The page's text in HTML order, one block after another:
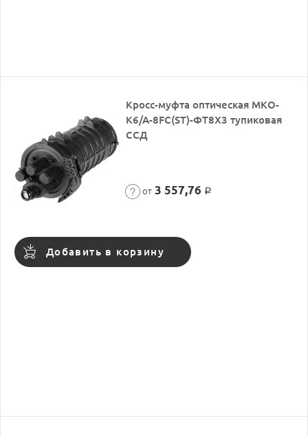
Кросс-муфта оптическая МКО-
К6/А-8FC(ST)-ФТ8Х3 тупиковая
ССД
от 3 557,76 Р
Добавить в корзину